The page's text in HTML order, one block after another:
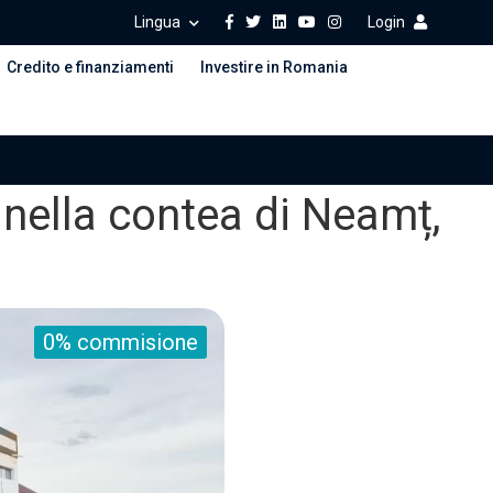
Lingua Login
Credito e finanziamenti Investire in Romania
contea di Neamț,
0% commisione